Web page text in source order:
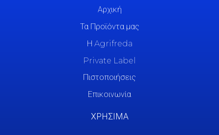
Αρχική
Τα Προϊόντα μας
Η Agrifreda
Private Label
Πιστοποιήσεις
Επικοινωνία
ΧΡΗΣΙΜΑ